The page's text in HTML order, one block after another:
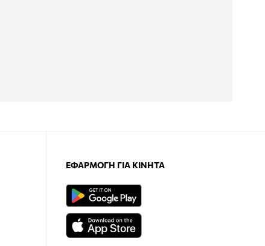
ΕΦΑΡΜΟΓΉ ΓΙΑ ΚΙΝΗΤΆ